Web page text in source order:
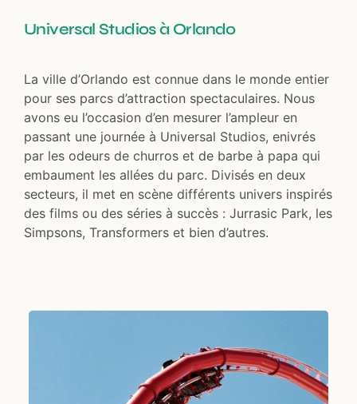
Universal Studios à Orlando
La ville d’Orlando est connue dans le monde entier
pour ses parcs d’attraction spectaculaires. Nous
avons eu l’occasion d’en mesurer l’ampleur en
passant une journée à Universal Studios, enivrés
par les odeurs de churros et de barbe à papa qui
embaument les allées du parc. Divisés en deux
secteurs, il met en scène différents univers inspirés
des films ou des séries à succès : Jurrasic Park, les
Simpsons, Transformers et bien d’autres.